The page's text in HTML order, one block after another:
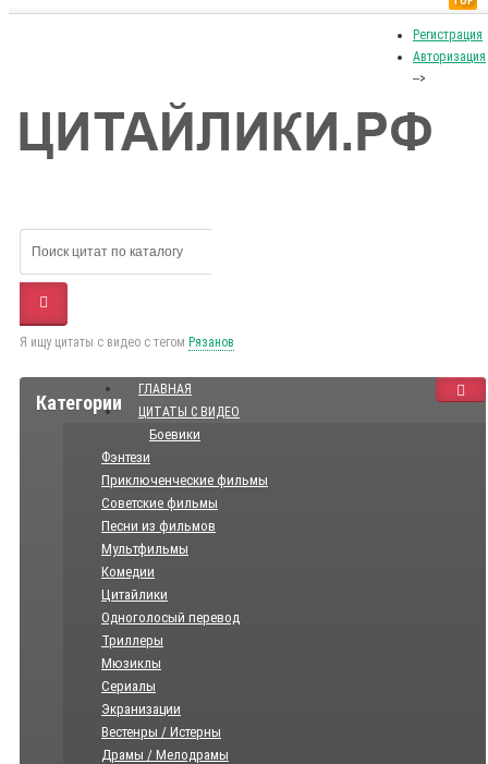
Регистрация
Авторизация
-->
Я ищу цитаты с видео с тегом Рязанов
Категории
ГЛАВНАЯ
ЦИТАТЫ С ВИДЕО
Боевики
Фэнтези
Приключенческие фильмы
Советские фильмы
Песни из фильмов
Мультфильмы
Комедии
Цитайлики
Одноголосый перевод
Триллеры
Мюзиклы
Сериалы
Экранизации
Вестенры / Истерны
Драмы / Мелодрамы